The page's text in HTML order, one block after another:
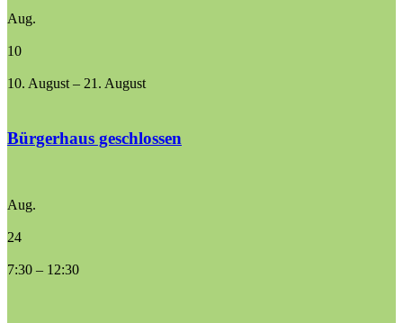
Aug.
10
10. August – 21. August
Bürgerhaus geschlossen
Aug.
24
7:30 – 12:30